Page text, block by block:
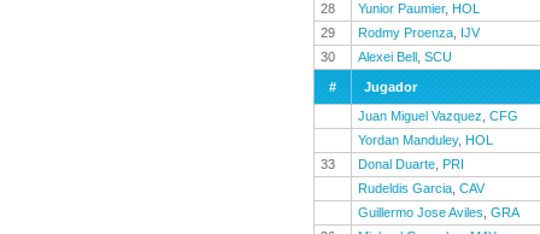
28
Yunior Paumier, HOL
29
Rodmy Proenza IJV
30
Alexei Bell SCU
#
Jugador
Juan Miguel Vazquez CFG
Yordan Manduley, HOL
33
Donal Duarte PRI
Rudeldis Garcia CAV
Guillermo Jose Aviles GRA